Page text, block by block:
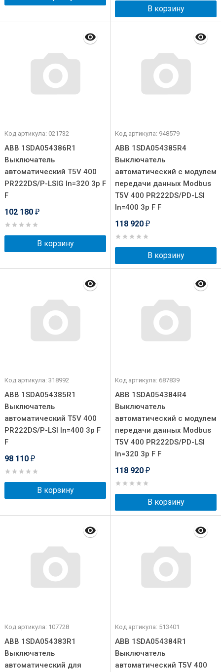
В корзину
Код артикула: 021732
ABB 1SDA054386R1
Выключатель
автоматический T5V 400
PR222DS/P-LSIG In=320 3p F
F
102 180 ₽
В корзину
Код артикула: 948579
ABB 1SDA054385R4
Выключатель
автоматический с модулем
передачи данных Modbus
T5V 400 PR222DS/PD-LSI
In=400 3p F F
118 920 ₽
В корзину
Код артикула: 318992
ABB 1SDA054385R1
Выключатель
автоматический T5V 400
PR222DS/P-LSI In=400 3p F
F
98 110 ₽
В корзину
Код артикула: 687839
ABB 1SDA054384R4
Выключатель
автоматический с модулем
передачи данных Modbus
T5V 400 PR222DS/PD-LSI
In=320 3p F F
118 920 ₽
В корзину
Код артикула: 107728
ABB 1SDA054383R1
Выключатель
автоматический для
Код артикула: 513401
ABB 1SDA054384R1
Выключатель
автоматический T5V 400